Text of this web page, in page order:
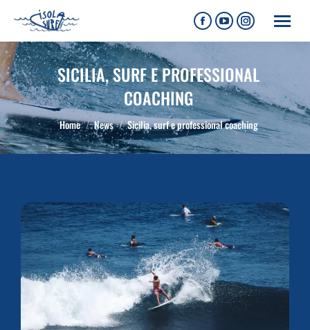
SICILIA, SURF E PROFESSIONAL
COACHING
Tu sei qui:
Home News Sicilia, surf e professional coaching